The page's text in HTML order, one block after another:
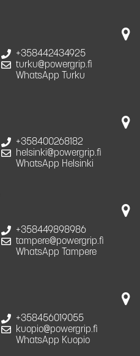
+358442434925
turku@powergrip.fi
WhatsApp Turku
+358400268182
helsinki@powergrip.fi
WhatsApp Helsinki
+358449898986
tampere@powergrip.fi
WhatsApp Tampere
+358456019055
kuopio@powergrip.fi
WhatsApp Kuopio